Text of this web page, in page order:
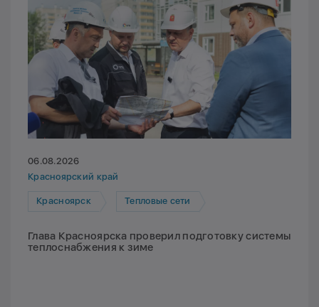
06.08.2026
Красноярский край
Красноярск Тепловые сети
Глава Красноярска проверил подготовку системы
теплоснабжения к зиме